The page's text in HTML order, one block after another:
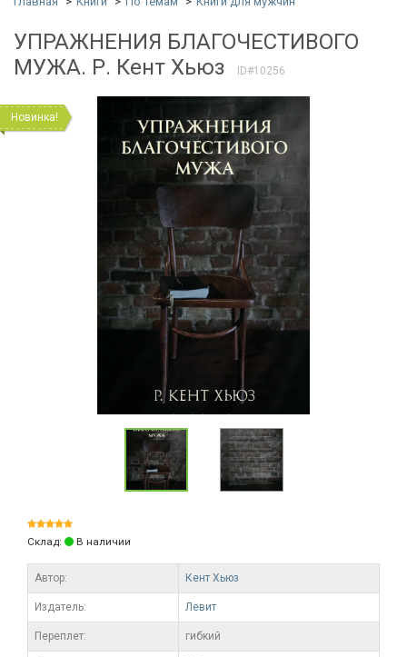
УПРАЖНЕНИЯ БЛАГОЧЕСТИВОГО
МУЖА. Р. Кент Хьюз
ID#10256
Новинка!
Склад: В наличии
Автор: Кент Хьюз
Издатель: Левит
Переплет: гибкий